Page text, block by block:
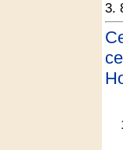
3.